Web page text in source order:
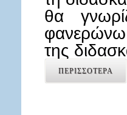
θα
της
ΠΕΡΙΣΣΟΤΕΡΑ